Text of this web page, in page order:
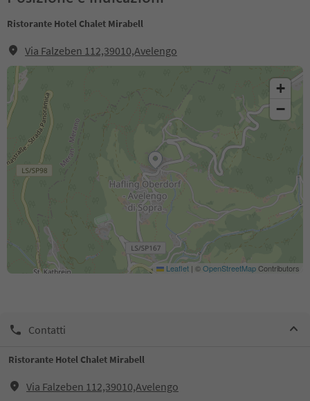
Ristorante Hotel Chalet Mirabell
Via Falzeben 112,39010,Avelengo
+
−
Leaflet | ©OpenStreetMapContributors
Contatti
Ristorante Hotel Chalet Mirabell
Via Falzeben 112,39010,Avelengo